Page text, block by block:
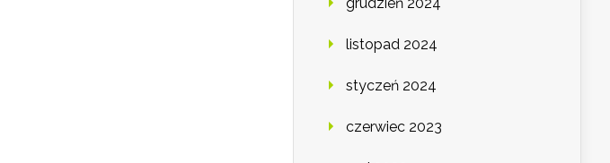
grudzień 2024
listopad 2024
styczeń 2024
czerwiec 2023